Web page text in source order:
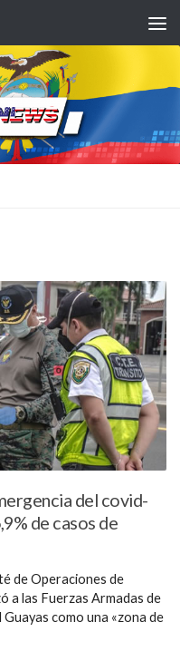
del covid-
de casos de
de Operaciones de
a las Fuerzas Armadas de
como una «zona de